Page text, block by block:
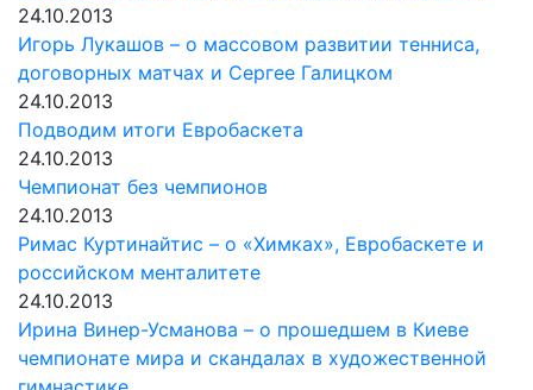
24.10.2013
Игорь Лукашов – о массовом развитии тенниса,
договорных матчах и Сергее Галицком
24.10.2013
Подводим итоги Евробаскета
24.10.2013
Чемпионат без чемпионов
24.10.2013
Римас Куртинайтис – о «Химках», Евробаскете и
российском менталитете
24.10.2013
Ирина Винер-Усманова – о прошедшем в Киеве
чемпионате мира и скандалах в художественной